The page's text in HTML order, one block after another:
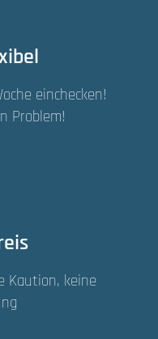
einchecken!
Problem!
Kaution, keine